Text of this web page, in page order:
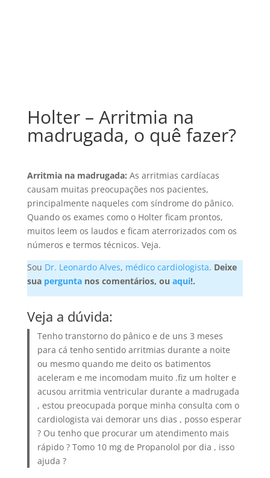
Holter – Arritmia na
madrugada, o quê fazer?
Arritmia na madrugada: As arritmias cardíacas
causam muitas preocupações nos pacientes,
principalmente naqueles com síndrome do pânico.
Quando os exames como o Holter ficam prontos,
muitos leem os laudos e ficam aterrorizados com os
números e termos técnicos. Veja.
Sou Dr. Leonardo Alves, médico cardiologista. Deixe
sua perguntanos comentários, ou aqui!.
Veja a dúvida:
Tenho transtorno do pânico e de uns 3 meses
para cá tenho sentido arritmias durante a noite
ou mesmo quando me deito os batimentos
aceleram e me incomodam muito .fiz um holter e
acusou arritmia ventricular durante a madrugada
, estou preocupada porque minha consulta com o
cardiologista vai demorar uns dias , posso esperar
? Ou tenho que procurar um atendimento mais
rápido ? Tomo 10 mg de Propanolol por dia , isso
ajuda ?